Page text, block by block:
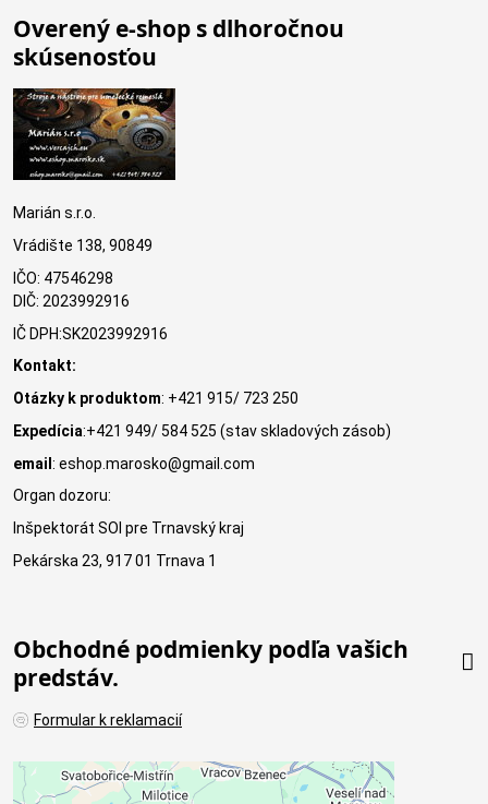
Overený e-shop s dlhoročnou
skúsenosťou
Marián s.r.o.
Vrádište 138, 90849
IČO: 47546298
DIČ: 2023992916
IČ DPH:SK2023992916
Kontakt:
Otázky k produktom: +421 915/ 723 250
Expedícia:+421 949/ 584 525 (stav skladových zásob)
email: eshop.marosko@gmail.com
Organ dozoru:
Inšpektorát SOI pre Trnavský kraj
Pekárska 23, 917 01 Trnava 1
Obchodné podmienky podľa vašich
predstáv.
Formular k reklamacií